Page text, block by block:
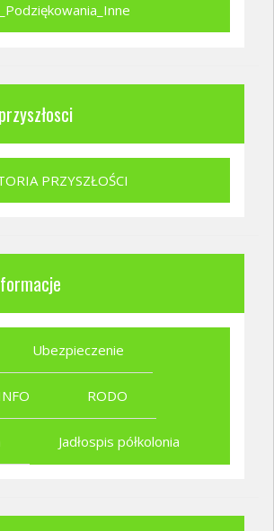
PRZYSZŁOŚCI
Ubezpieczenie
RODO
Jadłospis półkolonia